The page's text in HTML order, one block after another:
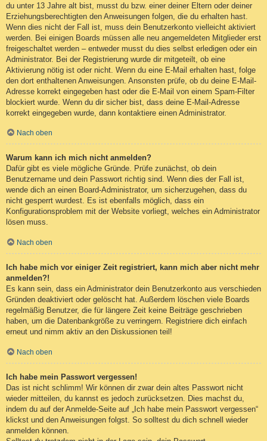
du unter 13 Jahre alt bist, musst du bzw. einer deiner Eltern oder deiner
Erziehungsberechtigten den Anweisungen folgen, die du erhalten hast.
Wenn dies nicht der Fall ist, muss dein Benutzerkonto vielleicht aktiviert
werden. Bei einigen Boards müssen alle neu angemeldeten Mitglieder erst
freigeschaltet werden – entweder musst du dies selbst erledigen oder ein
Administrator. Bei der Registrierung wurde dir mitgeteilt, ob eine
Aktivierung nötig ist oder nicht. Wenn du eine E-Mail erhalten hast, folge
den dort enthaltenen Anweisungen. Ansonsten prüfe, ob du deine E-Mail-
Adresse korrekt eingegeben hast oder die E-Mail von einem Spam-Filter
blockiert wurde. Wenn du dir sicher bist, dass deine E-Mail-Adresse
korrekt eingegeben wurde, dann kontaktiere einen Administrator.
Nach oben
Warum kann ich mich nicht anmelden?
Dafür gibt es viele mögliche Gründe. Prüfe zunächst, ob dein
Benutzername und dein Passwort richtig sind. Wenn dies der Fall ist,
wende dich an einen Board-Administrator, um sicherzugehen, dass du
nicht gesperrt wurdest. Es ist ebenfalls möglich, dass ein
Konfigurationsproblem mit der Website vorliegt, welches ein Administrator
lösen muss.
Nach oben
Ich habe mich vor einiger Zeit registriert, kann mich aber nicht mehr
anmelden?!
Es kann sein, dass ein Administrator dein Benutzerkonto aus verschieden
Gründen deaktiviert oder gelöscht hat. Außerdem löschen viele Boards
regelmäßig Benutzer, die für längere Zeit keine Beiträge geschrieben
haben, um die Datenbankgröße zu verringern. Registriere dich einfach
erneut und nimm aktiv an den Diskussionen teil!
Nach oben
Ich habe mein Passwort vergessen!
Das ist nicht schlimm! Wir können dir zwar dein altes Passwort nicht
wieder mitteilen, du kannst es jedoch zurücksetzen. Dies machst du,
indem du auf der Anmelde-Seite auf „Ich habe mein Passwort vergessen“
klickst und den Anweisungen folgst. So solltest du dich schnell wieder
anmelden können.